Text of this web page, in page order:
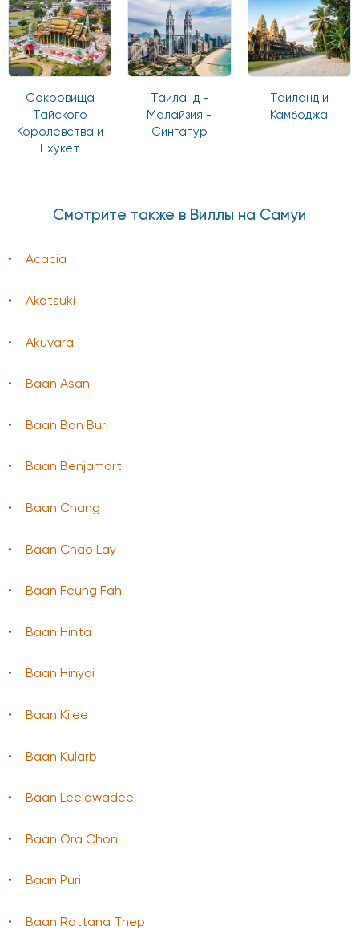
Сокровища
Тайского
Королевства и
Пхукет
Таиланд -
Малайзия -
Сингапур
Таиланд и
Камбоджа
Смотрите также в Виллы на Самуи
Acacia
Akatsuki
Akuvara
Baan Asan
Baan Ban Buri
Baan Benjamart
Baan Chang
Baan Chao Lay
Baan Feung Fah
Baan Hinta
Baan Hinyai
Baan Kilee
Baan Kularb
Baan Leelawadee
Baan Ora Chon
Baan Puri
Baan Rattana Thep